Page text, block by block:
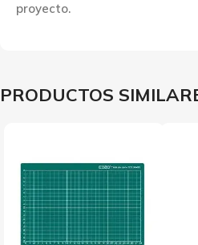
proyecto.
PRODUCTOS